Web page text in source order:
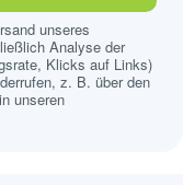
unseres
Analyse der
Klicks auf Links)
z. B. über den
unseren